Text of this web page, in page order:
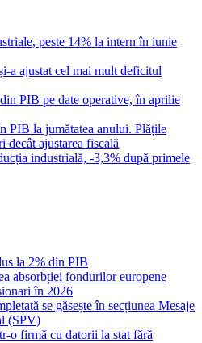
peste 14% la intern în iunie
a ajustat cel mai mult deficitul
PIB pe date operative, în aprilie
PIB la jumătatea anului. Plățile
decât ajustarea fiscală
industrială, -3,3% după primele
la 2% din PIB
absorbției fondurilor europene
în 2026
se găsește în secțiunea Mesaje
(SPV)
o firmă cu datorii la stat fără